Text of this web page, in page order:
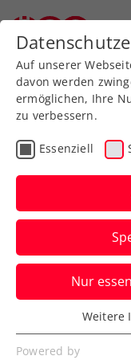
Zum
25.08.2018
Auf unserer
davon werden
ermöglichen, Ihre
zu verbessern.
Essenziell
Nur
Essenziell
Essenzielle
Weitere
Powered by